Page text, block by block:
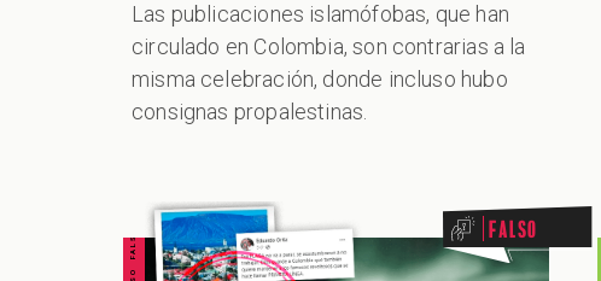
Las publicaciones islamófobas, que han
circulado en Colombia, son contrarias a la
misma celebración, donde incluso hubo
consignas propalestinas.
Falso